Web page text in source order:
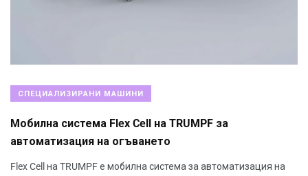
СПЕЦИАЛИЗИРАНИ МАШИНИ
Mобилна система Flex Cell на TRUMPF за
автоматизация на огъването
Flex Cell на TRUMPF е мобилна система за автоматизация на